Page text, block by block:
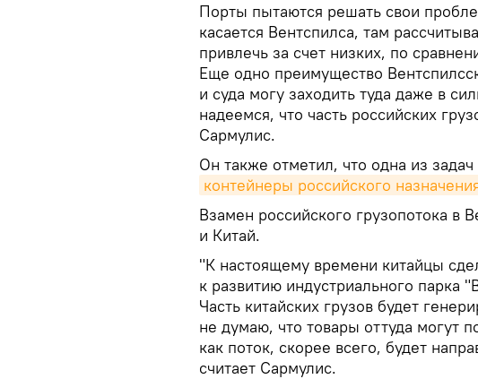
Порты пытаются решать свои
касается Вентспилса, там
привлечь за счет низких, по
Еще одно преимущество
и суда могу заходить туда даже в
надеемся, что часть российских
Сармулис.
Он также отметил, что одна из
контейнеры российского
Взамен российского грузопотока в
и Китай.
"К настоящему времени китайцы
к развитию индустриального парка
Часть китайских грузов будет
не думаю, что товары оттуда могут
как поток, скорее всего, будет
считает Сармулис.